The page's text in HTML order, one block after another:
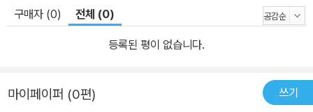
구매자 (0) 전체 (0)
등록된 평이 없습니다.
마이페이퍼 (0편) 쓰기